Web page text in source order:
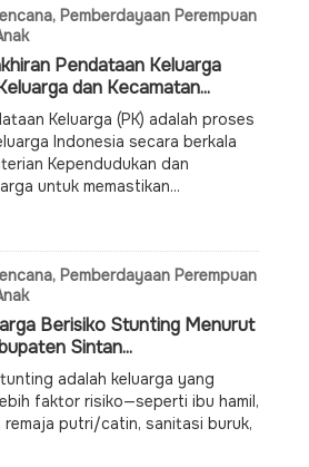
Pemberdayaan Perempuan
Pendataan Keluarga
dan Kecamatan...
Keluarga (PK) adalah proses
Indonesia secara berkala
Kependudukan dan
untuk memastikan...
Pemberdayaan Perempuan
Berisiko Stunting Menurut
Sintan...
adalah keluarga yang
faktor risiko—seperti ibu hamil,
putri/catin, sanitasi buruk,